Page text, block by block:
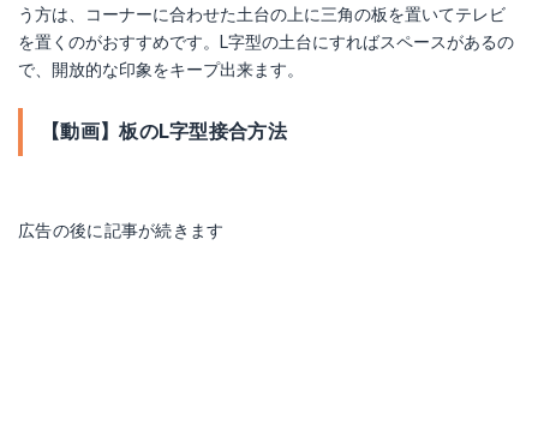
う方は、コーナーに合わせた土台の上に三角の板を置いてテレビ
を置くのがおすすめです。L字型の土台にすればスペースがあるの
で、開放的な印象をキープ出来ます。
【動画】板のL字型接合方法
広告の後に記事が続きます